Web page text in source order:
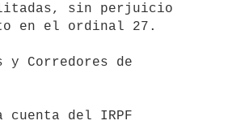
sin perjuicio
en el ordinal 27.
y Corredores de